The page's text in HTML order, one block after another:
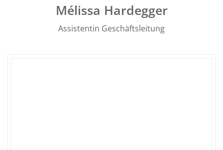
Mélissa Hardegger
Assistentin Geschäftsleitung